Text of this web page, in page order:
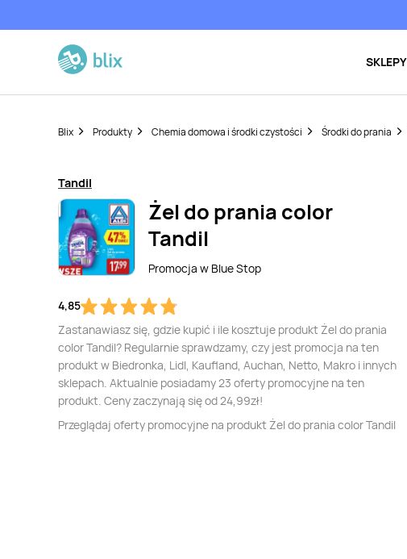
SKLEPY
Blix Produkty Chemia domowa i środki czystości Środki do prania
Tandil
Żel do prania color
Tandil
Promocja w Blue Stop
4,85
Zastanawiasz się, gdzie kupić i ile kosztuje produkt Żel do prania
color Tandil? Regularnie sprawdzamy, czy jest promocja na ten
produkt w Biedronka, Lidl, Kaufland, Auchan, Netto, Makro i innych
sklepach. Aktualnie posiadamy 23 oferty promocyjne na ten
produkt. Ceny zaczynają się od 24,99zł!
Przeglądaj oferty promocyjne na produkt Żel do prania color Tandil